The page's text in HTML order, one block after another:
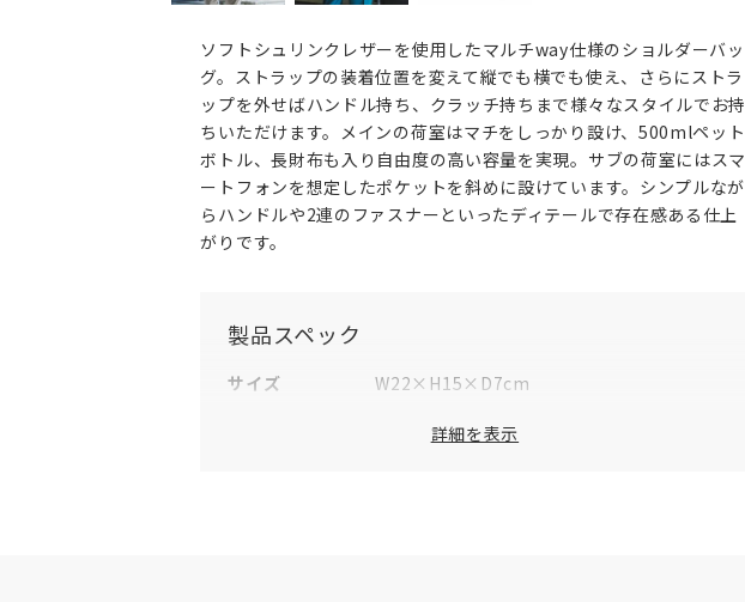
ソフトシュリンクレザーを使用したマルチway仕様のショルダーバッ
グ。ストラップの装着位置を変えて縦でも横でも使え、さらにストラ
ップを外せばハンドル持ち、クラッチ持ちまで様々なスタイルでお持
ちいただけます。メインの荷室はマチをしっかり設け、500mlペット
ボトル、長財布も入り自由度の高い容量を実現。サブの荷室にはスマ
ートフォンを想定したポケットを斜めに設けています。シンプルなが
らハンドルや2連のファスナーといったディテールで存在感ある仕上
がりです。
製品スペック
サイズ
W22×H15×D7cm
詳細を表示